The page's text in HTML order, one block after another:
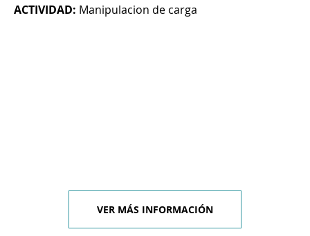
ACTIVIDAD: Manipulacion de carga
VER MÁS INFORMACIÓN